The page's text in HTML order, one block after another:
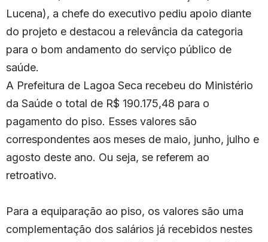
Lucena), a chefe do executivo pediu apoio diante
do projeto e destacou a relevância da categoria
para o bom andamento do serviço público de
saúde.
A Prefeitura de Lagoa Seca recebeu do Ministério
da Saúde o total de R$ 190.175,48 para o
pagamento do piso. Esses valores são
correspondentes aos meses de maio, junho, julho e
agosto deste ano. Ou seja, se referem ao
retroativo.
Para a equiparação ao piso, os valores são uma
complementação dos salários já recebidos nestes